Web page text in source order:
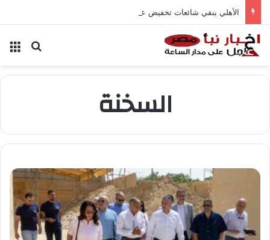
الأهلي ينفي شائعات تخفيض عقود زيزو والشناوي
بحث
السخنة